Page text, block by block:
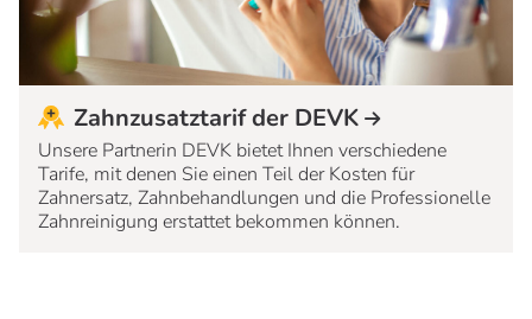
Zahnzusatztarif der DEVK
Unsere Partnerin DEVK bietet Ihnen verschiedene
Tarife, mit denen Sie einen Teil der Kosten für
Zahnersatz, Zahnbehandlungen und die Professionelle
Zahnreinigung erstattet bekommen können.